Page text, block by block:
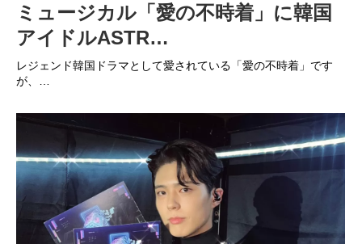
ミュージカル「愛の不時着」に韓国
アイドルASTR…
レジェンド韓国ドラマとして愛されている「愛の不時着」です
が、…